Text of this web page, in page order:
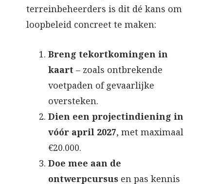
terreinbeheerders is dit dé kans om
loopbeleid concreet te maken:
Breng tekortkomingen in
kaart – zoals ontbrekende
voetpaden of gevaarlijke
oversteken.
Dien een projectindiening in
vóór april 2027, met maximaal
€20.000.
Doe mee aan de
ontwerpcursus en pas kennis